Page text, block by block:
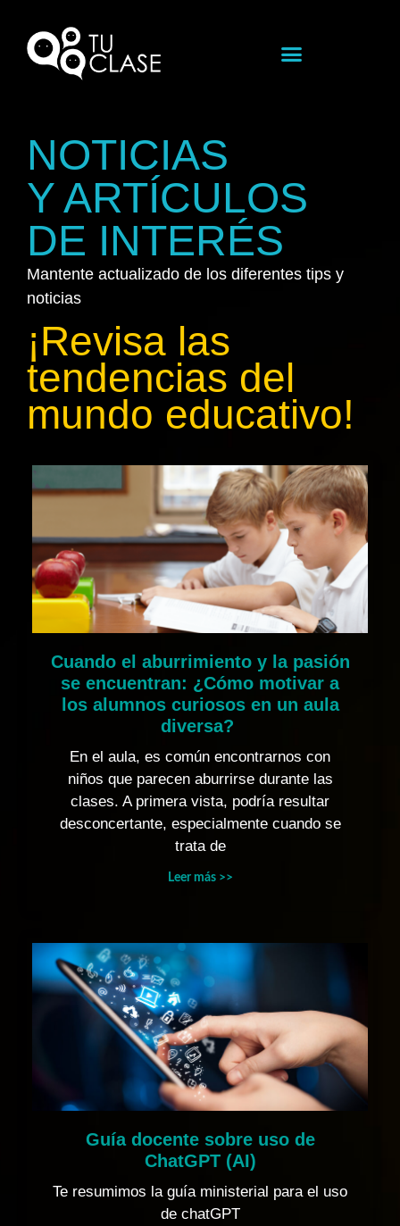
NOTICIAS
Y ARTÍCULOS
DE INTERÉS
Mantente actualizado de los diferentes tips y
noticias
¡Revisa las
tendencias del
mundo educativo!
Cuando el aburrimiento y la pasión
se encuentran: ¿Cómo motivar a
los alumnos curiosos en un aula
diversa?
En el aula, es común encontrarnos con
niños que parecen aburrirse durante las
clases. A primera vista, podría resultar
desconcertante, especialmente cuando se
trata de
Leer más >>
Guía docente sobre uso de
ChatGPT (AI)
Te resumimos la guía ministerial para el uso
de chatGPT